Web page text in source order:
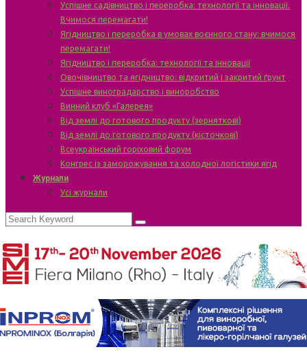
Успішне садівництво і переробка: технології та інновації.
Вчимося перемагати!
Ягідництво і переробка в умовах воєнного стану: вчимося
перемагати!
Ягідництво і переробка: технології та інновації
Овочівництво та ягідництво: відкритий і закритий ґрунт
Успішне виноградарство і виноробство
Винний клуб «Галерея»
Від землі до готового продукту (зерняткові)
Від землі до готового продукту (кісточкові)
Всеукраїнський горіховий форум
Конгрес із заморожування та холодної логістики ягід
Журнали
Усі журнали